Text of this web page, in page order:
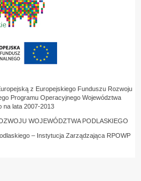
z Europejskiego Funduszu Rozwoju
Programu Operacyjnego Województwa
na lata 2007-2013
WOJEWÓDZTWA PODLASKIEGO
– Instytucja Zarządzająca RPOWP